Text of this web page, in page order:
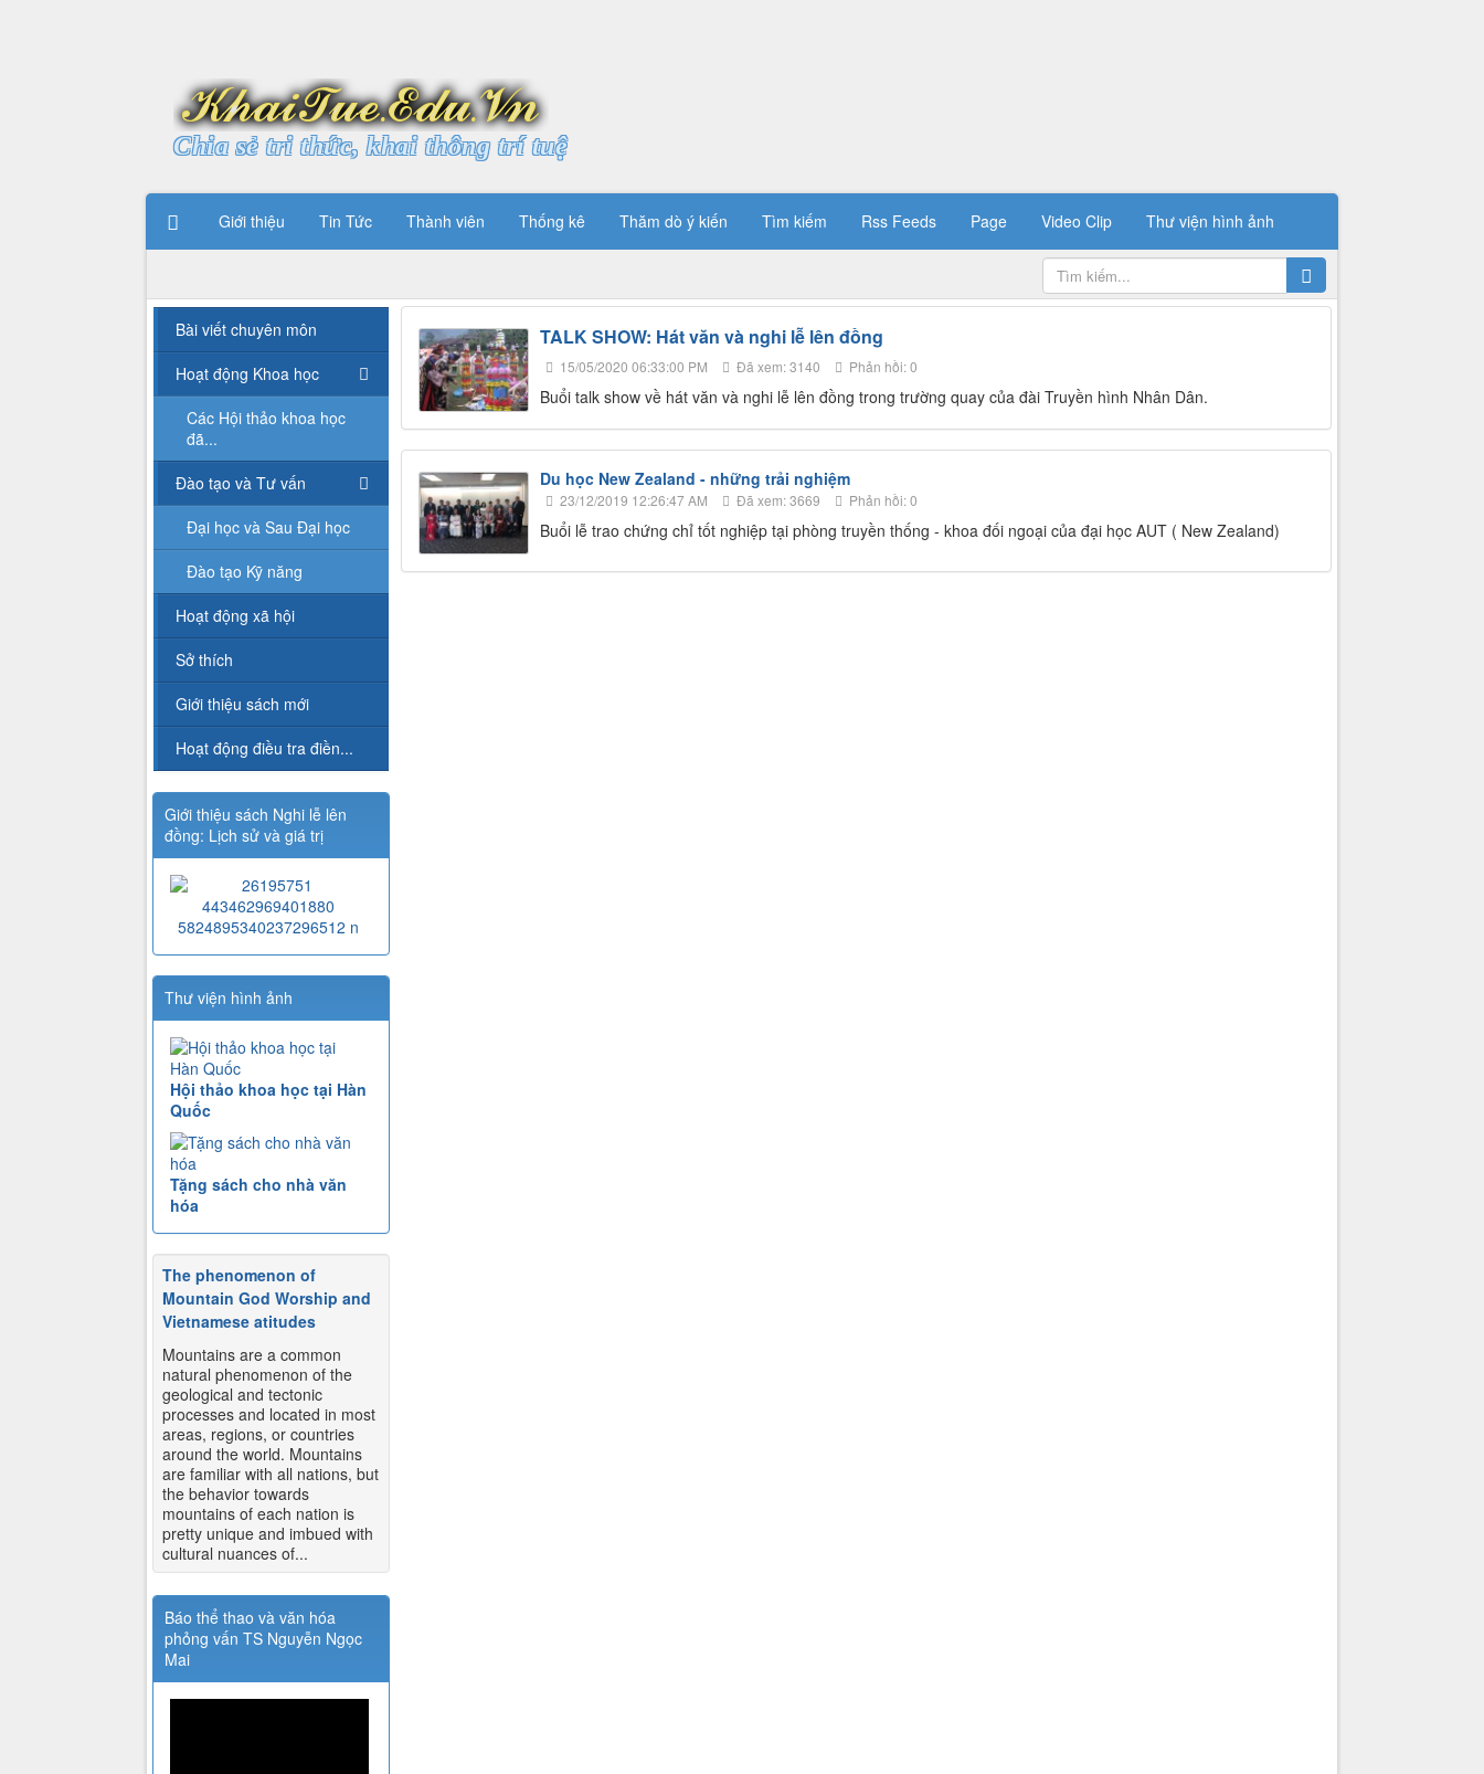
Chia sẻ tri thức, khai thông trí tuệ
Giới thiệu Tin Tức Thành viên Thống kê Thăm dò ý kiến Tìm kiếm Rss Feeds Page Video Clip Thư viện hình ảnh
TALK SHOW: Hát văn và nghi lễ lên đồng
15/05/2020 06:33:00 PM Đã xem: 3140 Phản hồi: 0
Buổi talk show về hát văn và nghi lễ lên đồng trong trường quay của đài Truyền hình Nhân Dân.
Du học New Zealand - những trải nghiệm
23/12/2019 12:26:47 AM Đã xem: 3669 Phản hồi: 0
Buổi lễ trao chứng chỉ tốt nghiệp tại phòng truyền thống - khoa đối ngoại của đại học AUT ( New Zealand)
Bài viết chuyên môn
Hoạt động Khoa học
Các Hội thảo khoa học
đã...
Đào tạo và Tư vấn
Đại học và Sau Đại học
Đào tạo Kỹ năng
Hoạt động xã hội
Sở thích
Giới thiệu sách mới
Hoạt động điều tra điền...
Giới thiệu sách Nghi lễ lên
đồng: Lịch sử và giá trị
Thư viện hình ảnh
Hội thảo khoa học tại Hàn
Quốc
Tặng sách cho nhà văn
hóa
The phenomenon of
Mountain God Worship and
Vietnamese atitudes
Mountains are a common
natural phenomenon of the
geological and tectonic
processes and located in most
areas, regions, or countries
around the world. Mountains
are familiar with all nations, but
the behavior towards
mountains of each nation is
pretty unique and imbued with
cultural nuances of...
Báo thể thao và văn hóa
phỏng vấn TS Nguyễn Ngọc
Mai